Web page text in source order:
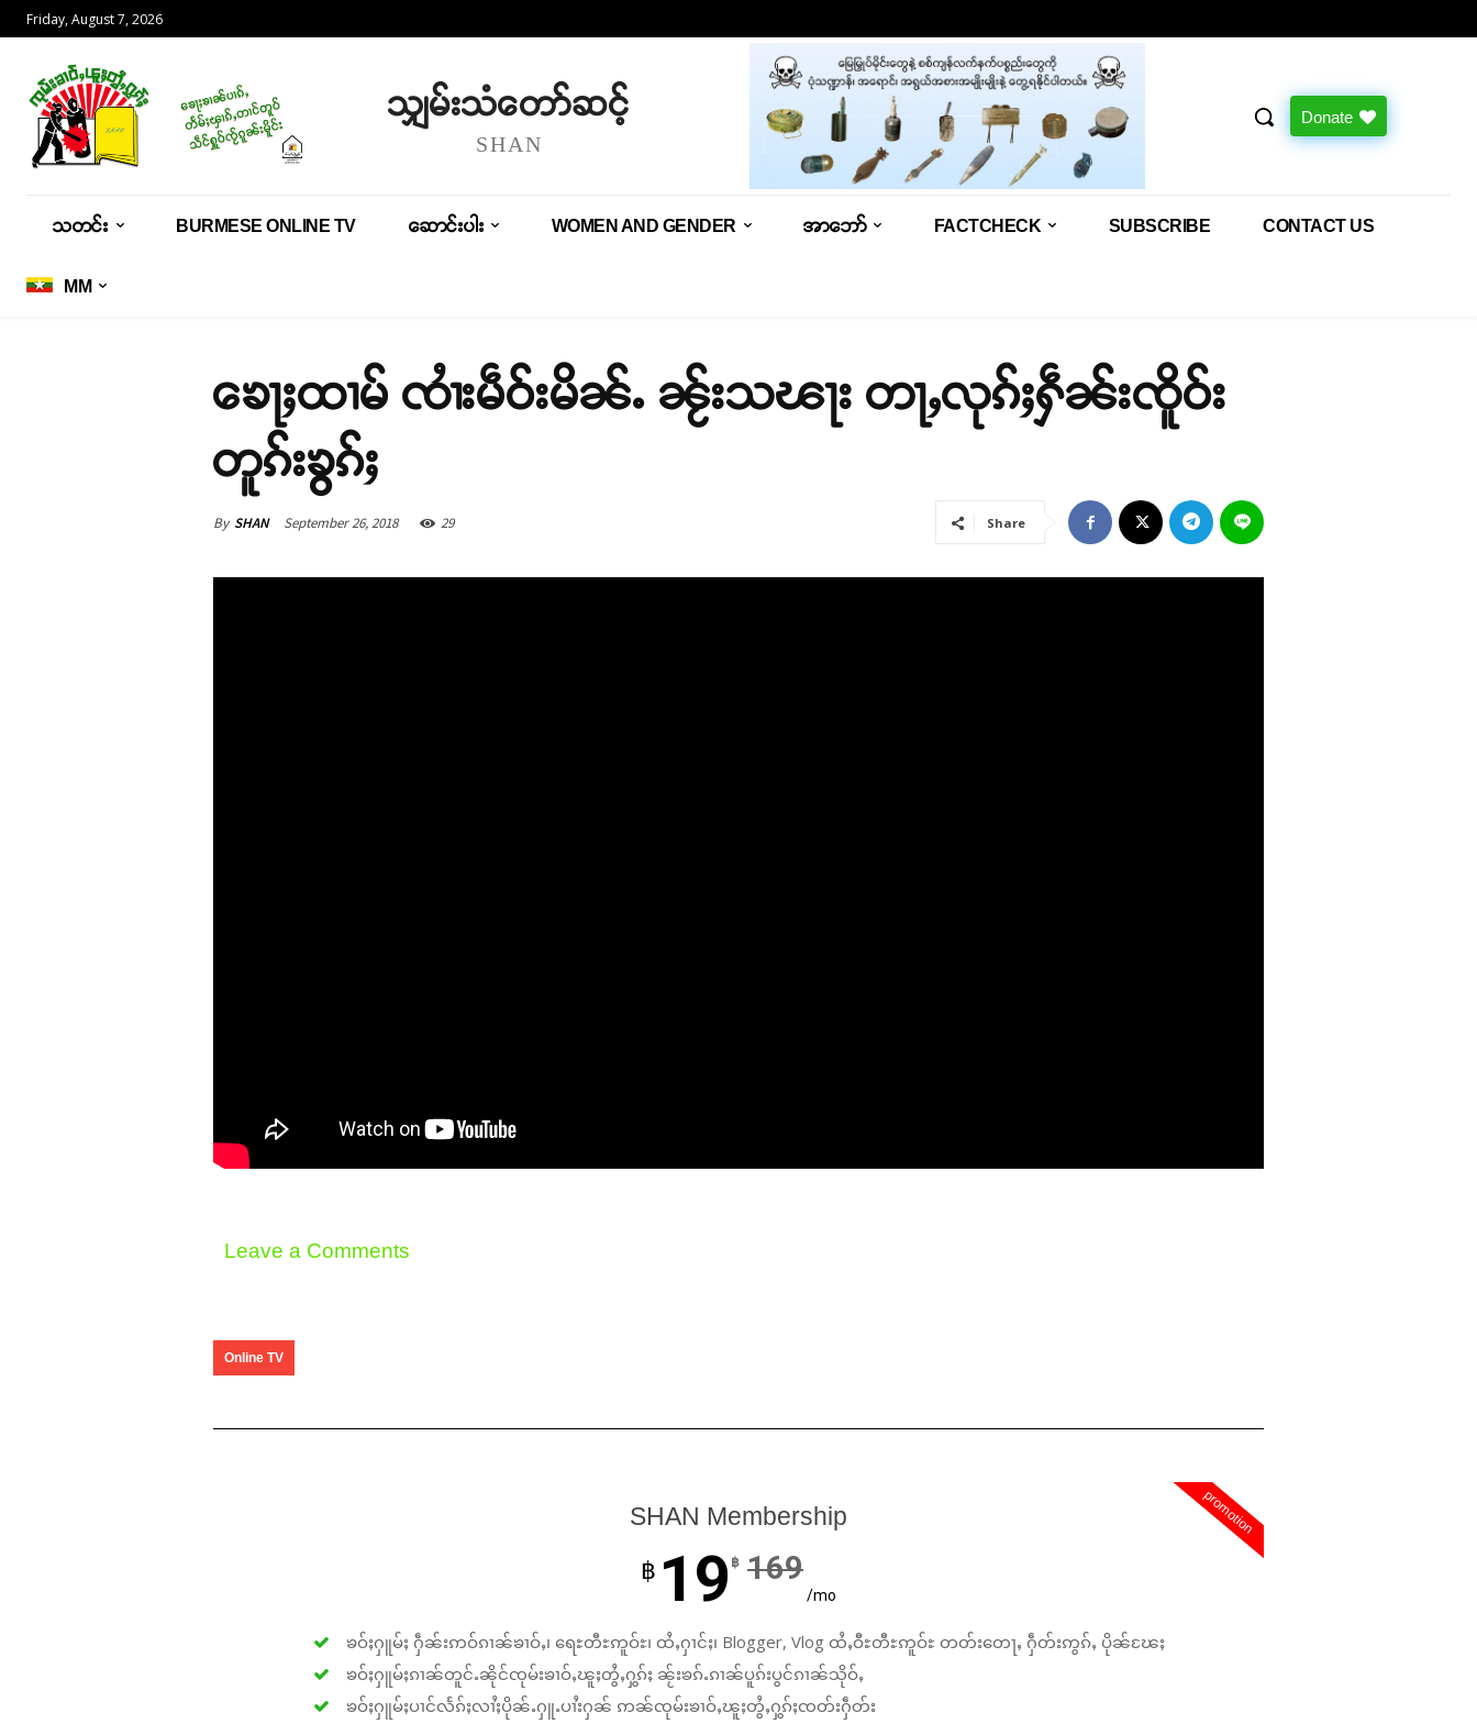
Friday, August 7, 2026
သျှမ်းသံတော်ဆင့်
SHAN
Donate
သတင်း BURMESE ONLINE TV ဆောင်းပါး WOMEN AND GENDER အာဘော် FACTCHECK SUBSCRIBE CONTACT US
MM
ၶေႃႈထၢမ် ၸၢႆးမဵဝ်းမိၼ်ႉ ၼႂ်းသၽႃး တႃႇလုၵ်ႈႁဵၼ်းၸိူဝ်း
တူၵ်းၶွၵ်ႈ
By SHAN September 26, 2018 29 Share
Leave a Comments
Online TV
promotion
SHAN Membership
฿ 19 ฿ 169
/mo
ၶဝ်ႈႁူမ်ႈ ႁဵၼ်းဢဝ်ၵၢၼ်ၶၢဝ်ႇ၊ ရေႊတီႊဢူဝ်ႊ၊ ထႆႇႁၢင်ႈ၊ Blogger, Vlog ထႆႇဝီႊတီႊဢူဝ်ႊ တတ်းတေႃႇ ႁဵတ်းဢွၵ်ႇ ပိုၼ်ၽႄႈ
ၶဝ်ႈႁူမ်ႈၵၢၼ်တူင်ႉၼိုင်ၸုမ်းၶၢဝ်ႇၽူႈတွႆႇႁွၵ်ႈ ၼႂ်းၶၵ်ႉၵၢၼ်ပူၵ်းပွင်ၵၢၼ်သိုဝ်ႇ
ၶဝ်ႈႁူမ်ႈပၢင်လႅၵ်ႈလၢႆႈပိုၼ်ႉႁူႉပၢႆးႁၼ် ဢၼ်ၸုမ်းၶၢဝ်ႇၽူႈတွႆႇႁွၵ်ႈၸတ်းႁဵတ်း